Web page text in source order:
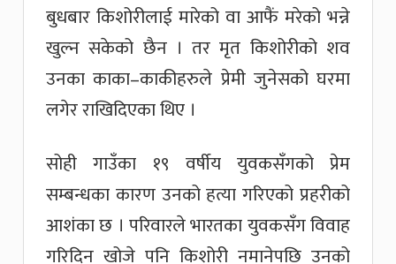
बुधबार किशोरीलाई मारेको वा आफैं मरेको भन्ने
खुल्न सकेको छैन । तर मृत किशोरीको शव
उनका काका–काकीहरुले प्रेमी जुनेसको घरमा
लगेर राखिदिएका थिए ।
सोही गाउँका १९ वर्षीय युवकसँगको प्रेम
सम्बन्धका कारण उनको हत्या गरिएको प्रहरीको
आशंका छ । परिवारले भारतका युवकसँग विवाह
गरिदिन खोजे पनि किशोरी नमानेपछि उनको